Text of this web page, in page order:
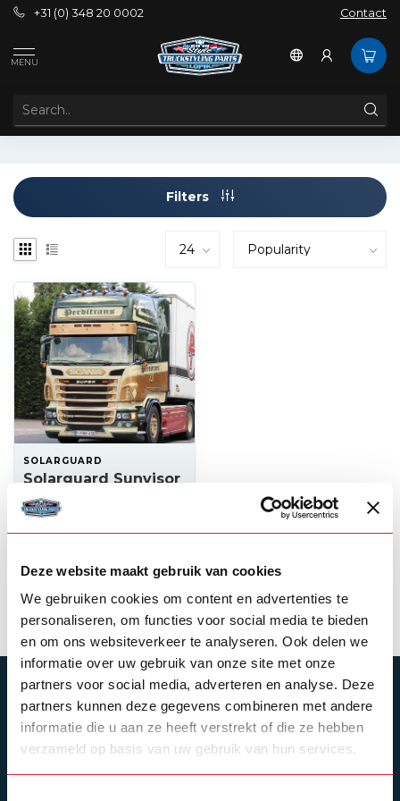
Deze website maakt gebruik van cookies
We gebruiken cookies om content en advertenties te
personaliseren, om functies voor social media te bieden
en om ons websiteverkeer te analyseren. Ook delen we
informatie over uw gebruik van onze site met onze
partners voor social media, adverteren en analyse. Deze
partners kunnen deze gegevens combineren met andere
informatie die u aan ze heeft verstrekt of die ze hebben
verzameld op basis van uw gebruik van hun services.
+31 (0) 348 20 0002 Contact
MENU
Filters
SOLARGUARD
Solarguard Sunvisor
Scania 4-serie / R-
serie
View product
SUBSCRIBE TO OUR NEWSLETTER
Stay up to date with our latest offers